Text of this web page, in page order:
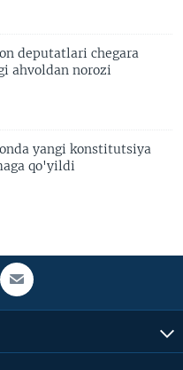
deputatlari chegara
ahvoldan norozi
yangi konstitutsiya
qo'yildi